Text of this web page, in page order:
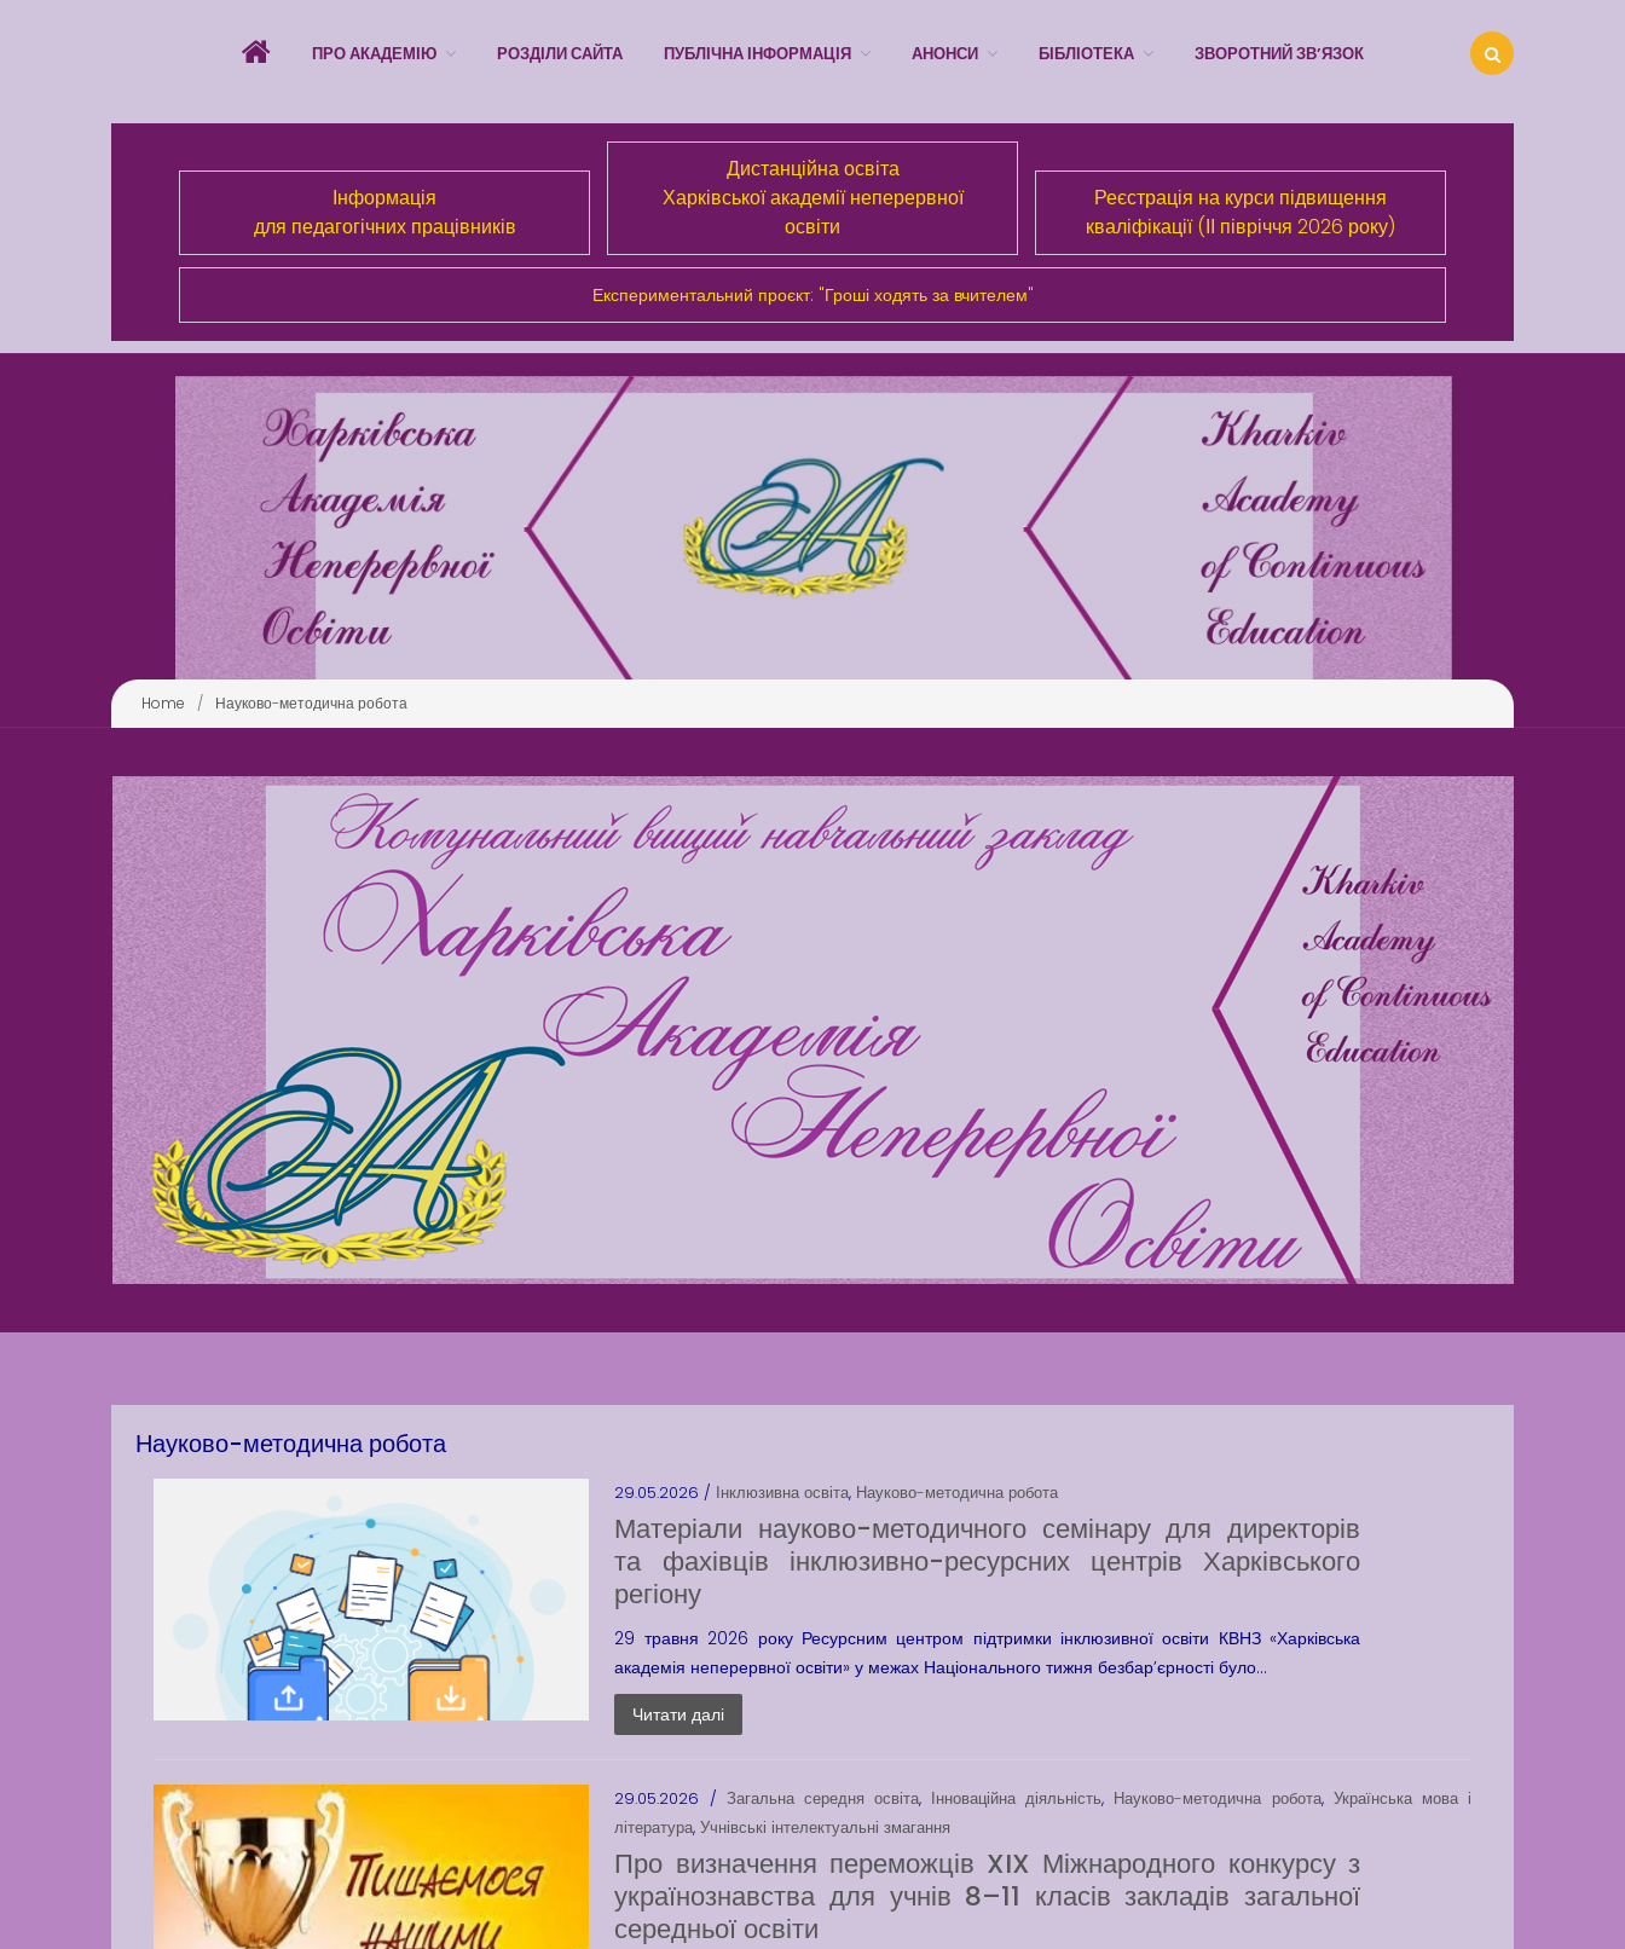
Про Академію
Розділи сайта
Анонси
Бібліотека
Зворотний зв’язок
Latter match class
Play is Our Brain’s Favorite
Latter match class
New Friends Everyday at
Kiddie
Latter match class
Swimming Lessons at New
Pool
Play is Our Brain’s Favorite
Way
Latter match class
New Friends Everyday at
Kiddie
ПРО АКАДЕМІЮ РОЗДІЛИ САЙТА ПУБЛІЧНА ІНФОРМАЦІЯ АНОНСИ БІБЛІОТЕКА ЗВОРОТНИЙ ЗВ’ЯЗОК
Інформація
для педагогічних працівників
Дистанційна освіта
Харківської академії неперервної
освіти
Реєстрація на курси підвищення
кваліфікації (ІІ півріччя 2026 року)
Експериментальний проєкт: "Гроші ходять за вчителем"
Home / Науково-методична робота
Науково-методична робота
29.05.2026 / Інклюзивна освіта, Науково-методична робота
Матеріали науково-методичного семінару для директорів
та фахівців інклюзивно-ресурсних центрів Харківського
регіону
29 травня 2026 року Ресурсним центром підтримки інклюзивної освіти КВНЗ «Харківська
академія неперервної освіти» у межах Національного тижня безбар’єрності було...
Читати далі
29.05.2026 / Загальна середня освіта, Інноваційна діяльність, Науково-методична робота, Українська мова і
література,Учнівські інтелектуальні змагання
Про визначення переможців XIX Міжнародного конкурсу з
українознавства для учнів 8–11 класів закладів загальної
середньої освіти